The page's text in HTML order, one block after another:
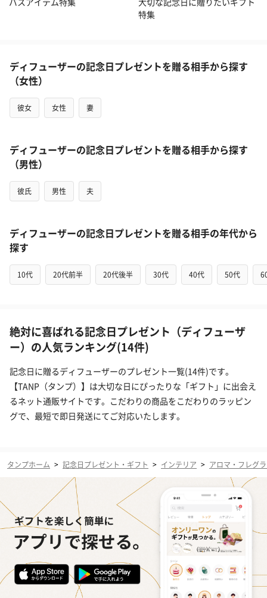
特集
ディフューザーの記念日プレゼントを贈る相手から探す
（女性）
彼女 女性 妻
ディフューザーの記念日プレゼントを贈る相手から探す
（男性）
彼氏 男性 夫
ディフューザーの記念日プレゼントを贈る相手の年代から
探す
10代 20代前半 20代後半 30代 40代 50代
絶対に喜ばれる記念日プレゼント（ディフューザ
ー）の人気ランキング(14件)
記念日に贈るディフューザーのプレゼント一覧(14件)です。
【TANP（タンプ）】は大切な日にぴったりな「ギフト」に出会え
るネット通販サイトです。こだわりの商品をこだわりのラッピン
グで、最短で即日発送にてご対応いたします。
タンプホーム > 記念日プレゼント・ギフト > インテリア > アロマ・フレグ